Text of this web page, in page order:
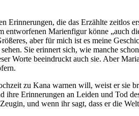
Erinnerungen, die das Erzählte zeitlos
entworfenen Marienfigur könne „auch
aber für mich ist es meine
Sie erinnert sich, wie manche
Worte beeindruckt auch sie. Aber
zu Kana warnen will, weist er sie
ihre Erinnerungen an Leiden und Tod
und wenn ihr sagt, dass er die